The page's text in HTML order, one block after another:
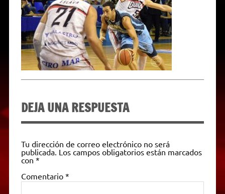
p
m
k
e
r
k
i
e
n
d
l
y
DEJA UNA RESPUESTA
Tu dirección de correo electrónico no será
publicada. Los campos obligatorios están marcados
con *
Comentario *